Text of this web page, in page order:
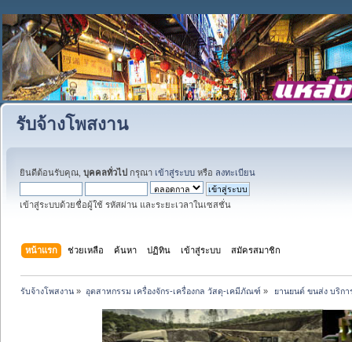
รับจ้างโพสงาน
ยินดีต้อนรับคุณ, บุคคลทั่วไป กรุณา เข้าสู่ระบบ หรือ ลงทะเบียน
เข้าสู่ระบบด้วยชื่อผู้ใช้ รหัสผ่าน และระยะเวลาในเซสชั่น
หน้าแรก ช่วยเหลือ ค้นหา ปฏิทิน เข้าสู่ระบบ สมัครสมาชิก
รับจ้างโพสงาน » อุตสาหกรรม เครื่องจักร-เครื่องกล วัสดุ-เคมีภัณฑ์ » ยานยนต์ ขนส่ง บริก